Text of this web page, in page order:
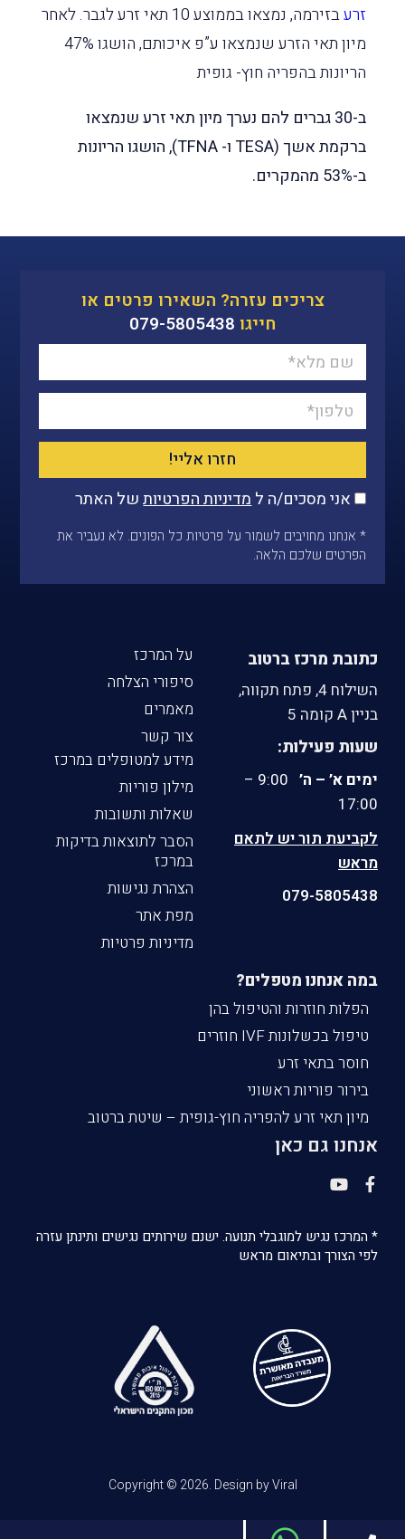
זרע
בזירמה, נמצאו בממוצע 10 תאי זרע לגבר. לאחר
מיון תאי הזרע שנמצאו ע”פ איכותם, הושגו 47%
הריונות בהפריה חוץ- גופית
ב-30 גברים להם נערך מיון תאי זרע שנמצאו
ברקמת אשך (TESA ו- TFNA), הושגו הריונות
ב-53% מהמקרים.
צריכים עזרה? השאירו פרטים או
חייגו 079-5805438
אני מסכים/ה למדיניות הפרטיותשל האתר
חזרו אליי!
* אנחנו מחויבים לשמור על פרטיות כל הפונים. לא נעביר את
הפרטים שלכם הלאה.
כתובת מרכז ברטוב
השילוח 4, פתח תקווה,
בניין A קומה 5
שעות פעילות:
ימים א’ – ה’
9:00 –
17:00
לקביעת תור יש לתאם
מראש
079-5805438
על המרכז
סיפורי הצלחה
מאמרים
צור קשר
מידע למטופלים במרכז
מילון פוריות
שאלות ותשובות
הסבר לתוצאות בדיקות
במרכז
הצהרת נגישות
מפת אתר
מדיניות פרטיות
במה אנחנו מטפלים?
הפלות חוזרות והטיפול בהן
טיפול בכשלונות IVF חוזרים
חוסר בתאי זרע
בירור פוריות ראשוני
מיון תאי זרע להפריה חוץ-גופית – שיטת ברטוב
אנחנו גם כאן
* המרכז נגיש למוגבלי תנועה. ישנם שירותים נגישים ותינתן עזרה
לפי הצורך ובתיאום מראש
Copyright © 2026. Design by Viral